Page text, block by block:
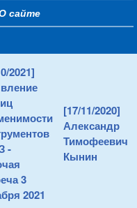
сайте
2021]
-
3
2021
[17/11/2020]
Александр
Тимофеевич
Кынин